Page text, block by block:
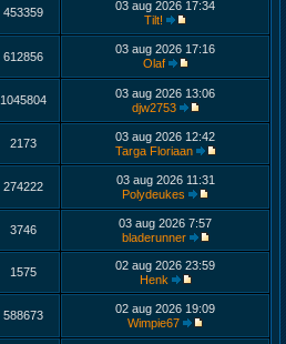
453359
03 aug 2026 17:34
Tilt!
612856
03 aug 2026 17:16
Olaf
1045804
03 aug 2026 13:06
djw2753
2173
03 aug 2026 12:42
Targa Floriaan
274222
03 aug 2026 11:31
Polydeukes
3746
03 aug 2026 7:57
bladerunner
1575
02 aug 2026 23:59
Henk
588673
02 aug 2026 19:09
Wimpie67